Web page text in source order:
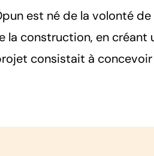
est né de la volonté
la construction, en créant
consistait à